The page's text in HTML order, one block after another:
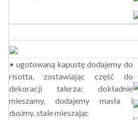
• ugotowaną kapustę dodajemy do
risotta, zostawiając część do
dekoracji talerza; dokładnie
mieszamy, dodajemy masła i
dusimy, stale mieszając